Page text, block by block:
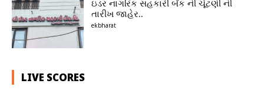
ઇડર નાગરિક સહકારી બેંક ની ચૂંટણી ની
તારીખ જાહેર..
ekbharat
LIVE SCORES